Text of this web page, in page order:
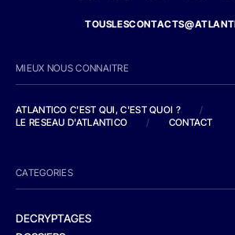
MIEUX NOUS CONNAITRE
ATLANTICO C'EST QUI, C'EST QUOI ?
/
LE RESEAU D'ATLANTICO
/ CONTACT
CATEGORIES
DECRYPTAGES